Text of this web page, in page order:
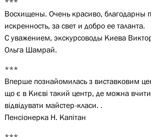
Восхищены. Очень красиво, благодарны
искренность, за свет и добро ее таланта.
С уважением, экскурсоводы Киева
Ольга Шамрай.
***
Вперше познайомилась з виставковим
що є в Києві такий центр, де можна
відвідувати майстер-класи. .
Пенсіонерка Н. Капітан